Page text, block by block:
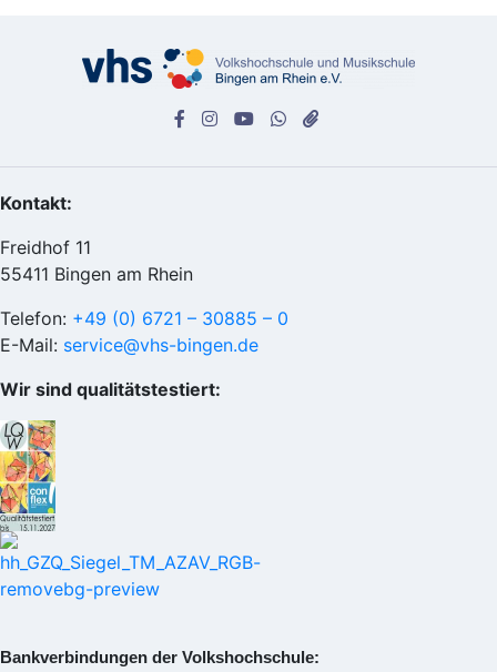
Kontakt:
Freidhof 11
55411 Bingen am Rhein
Telefon: +49 (0) 6721 – 30885 – 0
E-Mail: service@vhs-bingen.de
Wir sind qualitätstestiert:
Bankverbindungen der Volkshochschule: